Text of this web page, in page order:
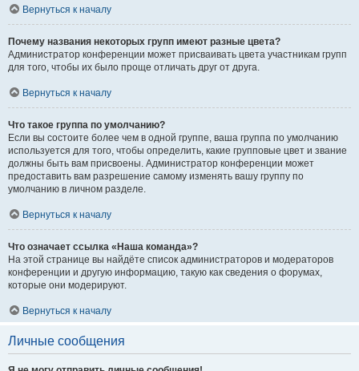
Вернуться к началу
Почему названия некоторых групп имеют разные цвета?
Администратор конференции может присваивать цвета участникам групп
для того, чтобы их было проще отличать друг от друга.
Вернуться к началу
Что такое группа по умолчанию?
Если вы состоите более чем в одной группе, ваша группа по умолчанию
используется для того, чтобы определить, какие групповые цвет и звание
должны быть вам присвоены. Администратор конференции может
предоставить вам разрешение самому изменять вашу группу по
умолчанию в личном разделе.
Вернуться к началу
Что означает ссылка «Наша команда»?
На этой странице вы найдёте список администраторов и модераторов
конференции и другую информацию, такую как сведения о форумах,
которые они модерируют.
Вернуться к началу
Личные сообщения